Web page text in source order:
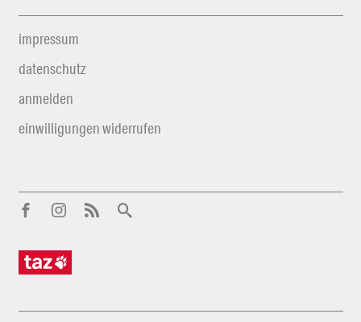
impressum
datenschutz
anmelden
einwilligungen widerrufen